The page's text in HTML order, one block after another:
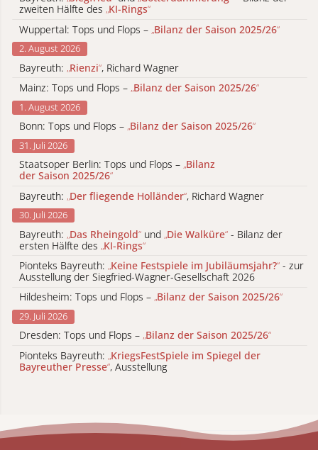
zweiten Hälfte des „KI-Rings“
Wuppertal: Tops und Flops – „Bilanz der Saison 2025/26“
2. August 2026
Bayreuth: „Rienzi“, Richard Wagner
Mainz: Tops und Flops – „Bilanz der Saison 2025/26“
1. August 2026
Bonn: Tops und Flops – „Bilanz der Saison 2025/26“
31. Juli 2026
Staatsoper Berlin: Tops und Flops – „Bilanz
der Saison 2025/26“
Bayreuth: „Der fliegende Holländer“, Richard Wagner
30. Juli 2026
Bayreuth: „Das Rheingold“ und „Die Walküre“ - Bilanz der
ersten Hälfte des „KI-Rings“
Pionteks Bayreuth: „Keine Festspiele im Jubiläumsjahr?“ - zur
Ausstellung der Siegfried-Wagner-Gesellschaft 2026
Hildesheim: Tops und Flops – „Bilanz der Saison 2025/26“
29. Juli 2026
Dresden: Tops und Flops – „Bilanz der Saison 2025/26“
Pionteks Bayreuth: „KriegsFestSpiele im Spiegel der
Bayreuther Presse“, Ausstellung